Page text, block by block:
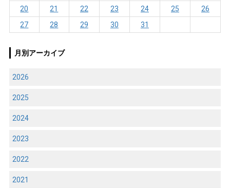
20
21 22 23 24 25
26
27
28 29 30 31
月別アーカイブ
2026
2025
2024
2023
2022
2021